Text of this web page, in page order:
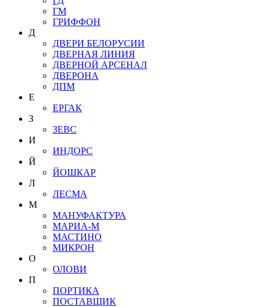
ГМ
ГРИФФОН
Д
ДВЕРИ БЕЛОРУСИИ
ДВЕРНАЯ ЛИНИЯ
ДВЕРНОЙ АРСЕНАЛ
ДВЕРОНА
ДПМ
Е
ЕРГАК
З
ЗЕВС
И
ИНДОРС
Й
ЙОШКАР
Л
ЛЕСМА
М
МАНУФАКТУРА
МАРИА-М
МАСТИНО
МИКРОН
О
ОЛОВИ
П
ПОРТИКА
ПОСТАВЩИК